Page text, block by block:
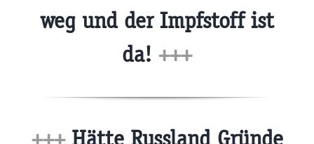
weg und der Impfstoff ist
da! +++